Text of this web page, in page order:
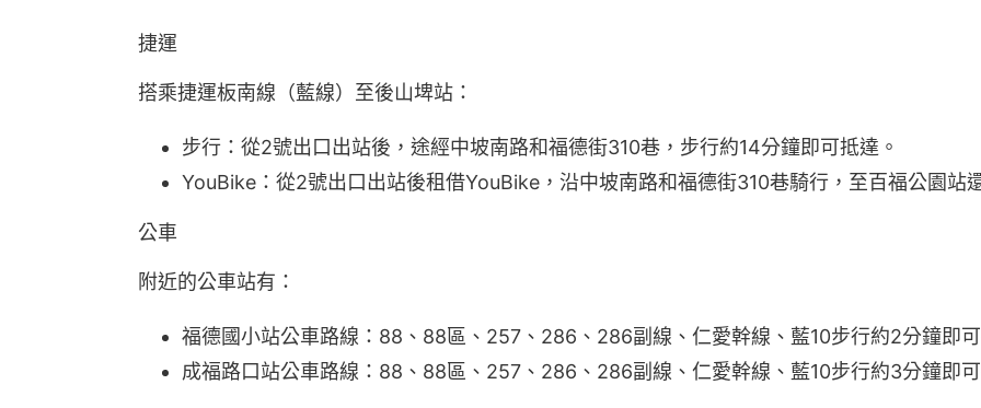
捷運
搭乘捷運板南線（藍線）至後山埤站：
步行：從2號出口出站後，途經中坡南路和福德街310巷，步行約14分鐘即可抵達。
YouBike：從2號出口出站後租借YouBike，沿中坡南路和福德街310巷騎行，至百福公園站
公車
附近的公車站有：
福德國小站公車路線：88、88區、257、286、286副線、仁愛幹線、藍10步行約2分鐘即可
成福路口站公車路線：88、88區、257、286、286副線、仁愛幹線、藍10步行約3分鐘即可